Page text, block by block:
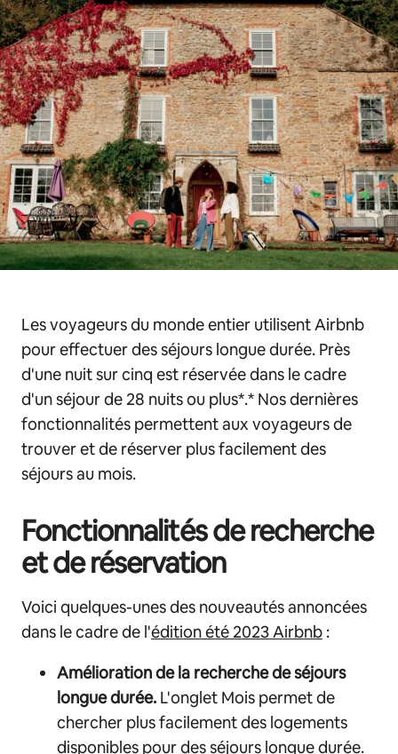
Les voyageurs du monde entier utilisent Airbnb
pour effectuer des séjours longue durée. Près
d'une nuit sur cinq est réservée dans le cadre
d'un séjour de 28 nuits ou plus*.* Nos dernières
fonctionnalités permettent aux voyageurs de
trouver et de réserver plus facilement des
séjours au mois.
Fonctionnalités de recherche
et de réservation
Voici quelques-unes des nouveautés annoncées
dans le cadre de l'édition été 2023 Airbnb :
Amélioration de la recherche de séjours
longue durée. L'onglet Mois permet de
chercher plus facilement des logements
disponibles pour des séjours longue durée.